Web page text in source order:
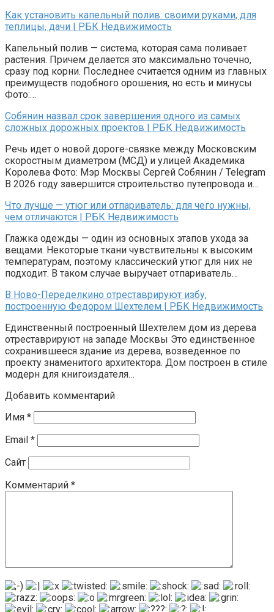
Как установить капельный полив: своими руками, для
теплицы, дачи | РБК Недвижимость
Капельный полив — система, которая сама поливает
растения. Причем делается это максимально точечно,
сразу под корни. Последнее считается одним из главных
преимуществ подобного орошения, но есть и минусы
Фото:…
Собянин назвал срок завершения одного из самых
сложных дорожных проектов | РБК Недвижимость
Речь идет о новой дороге-связке между Московским
скоростным диаметром (МСД) и улицей Академика
Королева Фото: Мэр Москвы Сергей Собянин / Telegram
В 2026 году завершится строительство путепровода и…
Что лучше — утюг или отпариватель: для чего нужны,
чем отличаются | РБК Недвижимость
Глажка одежды — один из основных этапов ухода за
вещами. Некоторые ткани чувствительны к высоким
температурам, поэтому классический утюг для них не
подходит. В таком случае выручает отпариватель…
В Ново-Переделкино отреставрируют избу,
построенную Федором Шехтелем | РБК Недвижимость
Единственный построенный Шехтелем дом из дерева
отреставрируют на западе Москвы Это единственное
сохранившееся здание из дерева, возведенное по
проекту знаменитого архитектора. Дом построен в стиле
модерн для книгоиздателя…
Добавить комментарий
Имя *
Email *
Сайт
Комментарий *